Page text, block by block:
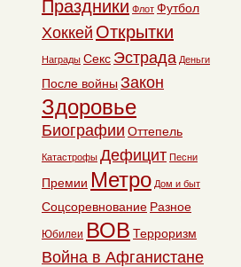
Праздники Флот Футбол
Хоккей Открытки
Награды Секс Эстрада Деньги
После войны Закон
Здоровье
Биографии Оттепель
Катастрофы Дефицит Песни
Премии Метро Дом и быт
Соцсоревнование Разное
Юбилеи ВОВ Терроризм
Война в Афганистане